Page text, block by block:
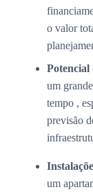
o valor
Potencial
um
tempo ,
previsão
um